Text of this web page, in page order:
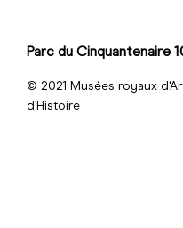
Parc du Cinquantenaire
© 2021 Musées royaux
d'Histoire